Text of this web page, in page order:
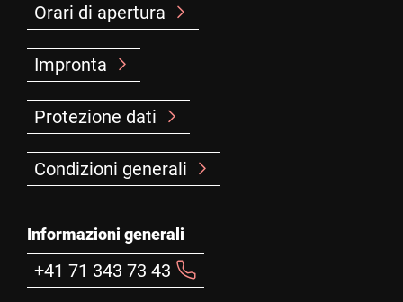
Orari di apertura
Impronta
Protezione dati
Condizioni generali
Informazioni generali
+41 71 343 73 43